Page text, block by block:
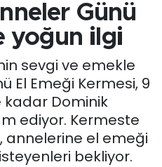
Günü
yoğun ilgi
sevgi ve emekle
El Emeği Kermesi, 9
kadar Dominik
ediyor. Kermeste
el emeği
bekliyor.
ve Fikstür